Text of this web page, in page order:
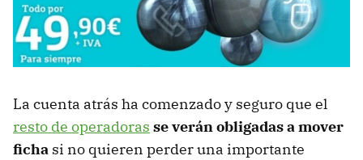
La cuenta atrás ha comenzado y seguro que el
resto de operadoras se verán obligadas a mover
ficha si no quieren perder una importante